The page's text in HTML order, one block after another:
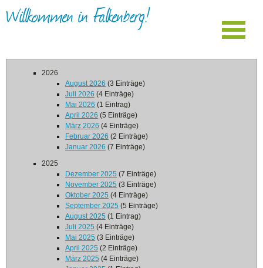
Willkommen in Falkenberg!
2026
August 2026 (3 Einträge)
Juli 2026 (4 Einträge)
Mai 2026 (1 Eintrag)
April 2026 (5 Einträge)
März 2026 (4 Einträge)
Februar 2026 (2 Einträge)
Januar 2026 (7 Einträge)
2025
Dezember 2025 (7 Einträge)
November 2025 (3 Einträge)
Oktober 2025 (4 Einträge)
September 2025 (5 Einträge)
August 2025 (1 Eintrag)
Juli 2025 (4 Einträge)
Mai 2025 (3 Einträge)
April 2025 (2 Einträge)
März 2025 (4 Einträge)